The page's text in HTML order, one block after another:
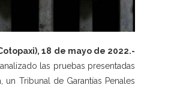
18 de mayo de 2022.-
las pruebas presentadas
un Tribunal de Garantías Penales